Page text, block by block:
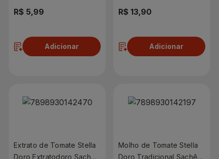
R$ 5,99
Adicionar
R$ 13,90
Adicionar
Extrato de Tomate Stella
Doro Extratodoro Sachê
Molho de Tomate Stella
Doro Tradicional Sachê